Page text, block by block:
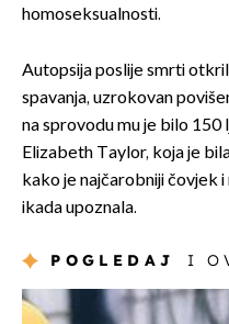
homoseksualnosti.
Autopsija poslije smrti
spavanja, uzrokovan
na sprovodu mu je bilo 150
Elizabeth Taylor, koja je
kako je najčarobniji čovjek
ikada upoznala.
POGLEDAJ I